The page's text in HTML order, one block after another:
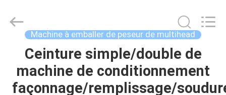
MAISON
PRODUITS
EQUIPMENT
Machine à emballer de peseur de multihead
Ceinture simple/double de
machine de conditionnement
façonnage/remplissage/